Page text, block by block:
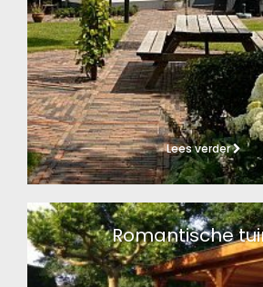
Lees verder
Romantische